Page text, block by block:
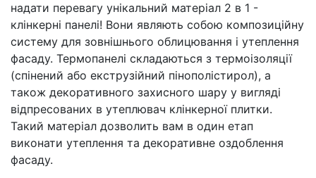
надати перевагу унікальний матеріал 2 в 1 -
клінкерні панелі! Вони являють собою композиційну
систему для зовнішнього облицювання і утеплення
фасаду. Термопанелі складаються з термоізоляції
(спінений або екструзійний пінополістирол), а
також декоративного захисного шару у вигляді
відпресованих в утеплювач клінкерної плитки.
Такий матеріал дозволить вам в один етап
виконати утеплення та декоративне оздоблення
фасаду.